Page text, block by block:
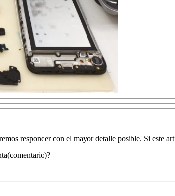
responder con el mayor detalle posible. Si este